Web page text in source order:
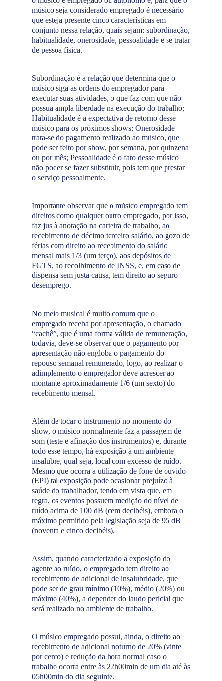
músico seja considerado empregado é necessário
que esteja presente cinco características em
conjunto nessa relação, quais sejam: subordinação,
habitualidade, onerosidade, pessoalidade e se tratar
de pessoa física.
Subordinação é a relação que determina que o
músico siga as ordens do empregador para
executar suas atividades, o que faz com que não
possua ampla liberdade na execução do trabalho;
Habitualidade é a expectativa de retorno desse
músico para os próximos shows; Onerosidade
trata-se do pagamento realizado ao músico, que
pode ser feito por show, por semana, por quinzena
ou por mês; Pessoalidade é o fato desse músico
não poder se fazer substituir, pois tem que prestar
o serviço pessoalmente.
Importante observar que o músico empregado tem
direitos como qualquer outro empregado, por isso,
faz jus à anotação na carteira de trabalho, ao
recebimento de décimo terceiro salário, ao gozo de
férias com direito ao recebimento do salário
mensal mais 1/3 (um terço), aos depósitos de
FGTS, ao recolhimento de INSS, e, em caso de
dispensa sem justa causa, tem direito ao seguro
desemprego.
No meio musical é muito comum que o
empregado receba por apresentação, o chamado
“cachê”, que é uma forma válida de remuneração,
todavia, deve-se observar que o pagamento por
apresentação não engloba o pagamento do
repouso semanal remunerado, logo, ao realizar o
adimplemento o empregador deve acrescer ao
montante aproximadamente 1/6 (um sexto) do
recebimento mensal.
Além de tocar o instrumento no momento do
show, o músico normalmente faz a passagem de
som (teste e afinação dos instrumentos) e, durante
todo esse tempo, há exposição à um ambiente
insalubre, qual seja, local com excesso de ruído.
Mesmo que ocorra a utilização de fone de ouvido
(EPI) tal exposição pode ocasionar prejuízo à
saúde do trabalhador, tendo em vista que, em
regra, os eventos possuem medição do nível de
ruído acima de 100 dB (cem decibéis), embora o
máximo permitido pela legislação seja de 95 dB
(noventa e cinco decibéis).
Assim, quando caracterizado a exposição do
agente ao ruído, o empregado tem direito ao
recebimento de adicional de insalubridade, que
pode ser de grau mínimo (10%), médio (20%) ou
máximo (40%), a depender do laudo pericial que
será realizado no ambiente de trabalho.
O músico empregado possui, ainda, o direito ao
recebimento de adicional noturno de 20% (vinte
por cento) e redução da hora normal caso o
trabalho ocorra entre às 22h00min de um dia até às
05h00min do dia seguinte.